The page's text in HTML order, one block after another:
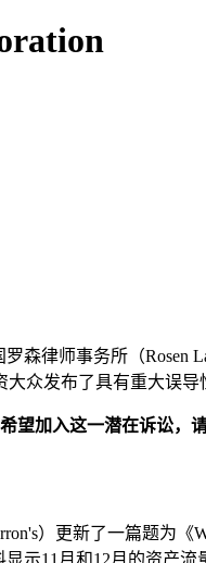
律师事务所（Rosen
众发布了具有重大误导
望加入这一潜在诉讼，
）更新了一篇题为
示11月和12月的资产流